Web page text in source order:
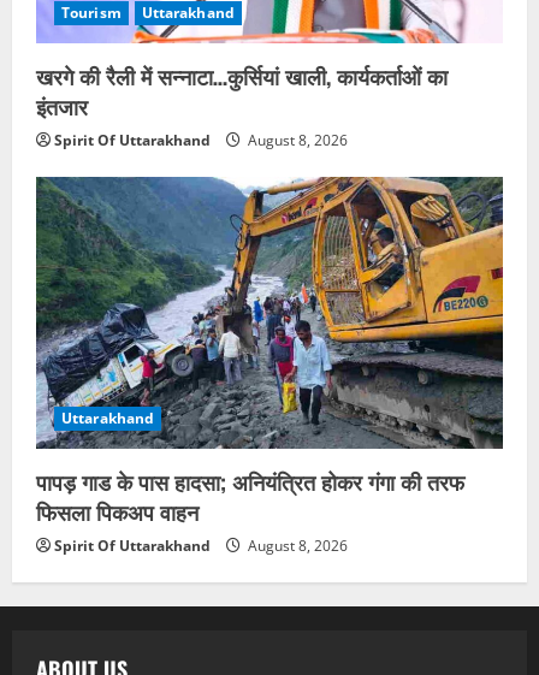
Tourism Uttarakhand
खरगे की रैली में सन्नाटा…कुर्सियां खाली, कार्यकर्ताओं का
इंतजार
Spirit Of Uttarakhand August 8, 2026
Uttarakhand
पापड़ गाड के पास हादसा; अनियंत्रित होकर गंगा की तरफ
फिसला पिकअप वाहन
Spirit Of Uttarakhand August 8, 2026